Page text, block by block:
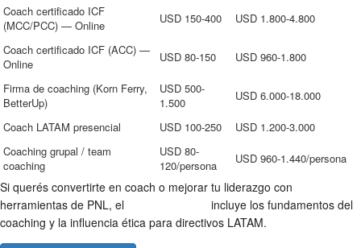
Coach certificado ICF
(MCC/PCC) — Online
USD 150-400 USD 1.800-4.800
Coach certificado ICF (ACC) —
Online
USD 80-150 USD 960-1.800
Firma de coaching (Korn Ferry,
BetterUp)
USD 500-
1.500
USD 6.000-18.000
Coach LATAM presencial USD 100-250
USD 1.200-3.000
Coaching grupal / team
coaching
USD 80-
120/persona
USD 960-1.440/persona
Si querés convertirte en coach o mejorar tu liderazgo con
herramientas de PNL, el
incluye los fundamentos del
coaching y la influencia ética para directivos LATAM.